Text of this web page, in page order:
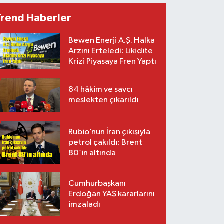
Haberler
Bewen Enerji A.Ş. Halka
Arzını Erteledi: Likidite
Krizi Piyasaya Fren Yaptı
84 hâkim ve savcı
meslekten çıkarıldı
Rubio’nun İran çıkışıyla
petrol çakıldı: Brent
80’in altında
Cumhurbaşkanı
Erdoğan YAŞ kararlarını
imzaladı